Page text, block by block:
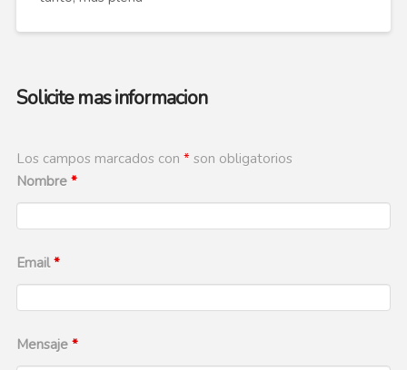
Solicite mas informacion
Los campos marcados con *son obligatorios
Nombre *
Email*
Mensaje *